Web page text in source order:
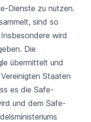
Dienste zu nutzen.
sind so
wird
Die
übermittelt und
Staaten
es die Safe-
und dem Safe-